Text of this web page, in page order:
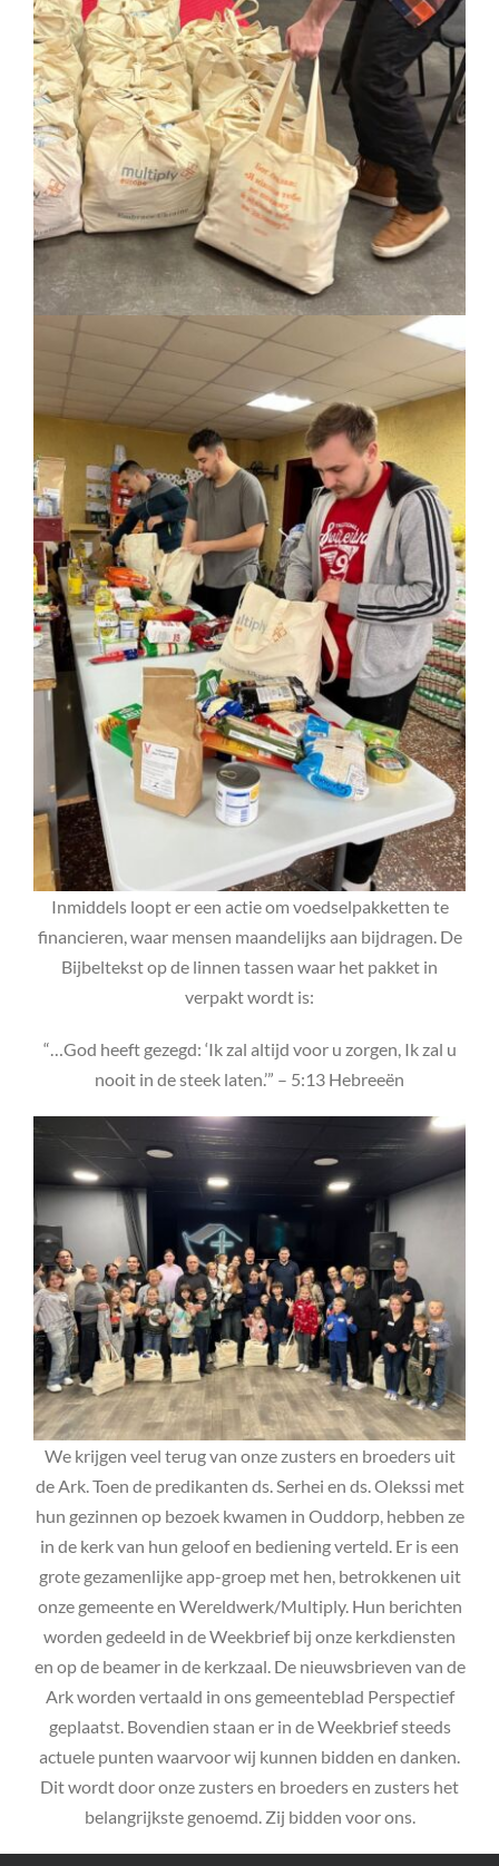
Inmiddels loopt er een actie om voedselpakketten te
financieren, waar mensen maandelijks aan bijdragen. De
Bijbeltekst op de linnen tassen waar het pakket in
verpakt wordt is:
“…God heeft gezegd: ‘Ik zal altijd voor u zorgen, Ik zal u
nooit in de steek laten.’” – 5:13 Hebreeën
We krijgen veel terug van onze zusters en broeders uit
de Ark. Toen de predikanten ds. Serhei en ds. Olekssi met
hun gezinnen op bezoek kwamen in Ouddorp, hebben ze
in de kerk van hun geloof en bediening verteld. Er is een
grote gezamenlijke app-groep met hen, betrokkenen uit
onze gemeente en Wereldwerk/Multiply. Hun berichten
worden gedeeld in de Weekbrief bij onze kerkdiensten
en op de beamer in de kerkzaal. De nieuwsbrieven van de
Ark worden vertaald in ons gemeenteblad Perspectief
geplaatst. Bovendien staan er in de Weekbrief steeds
actuele punten waarvoor wij kunnen bidden en danken.
Dit wordt door onze zusters en broeders en zusters het
belangrijkste genoemd. Zij bidden voor ons.